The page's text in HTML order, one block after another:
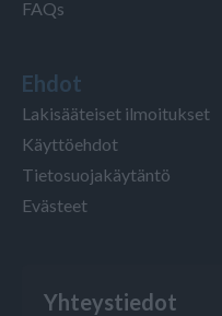
FAQs
Ehdot
Lakisääteiset ilmoitukset
Käyttöehdot
Tietosuojakäytäntö
Evästeet
Yhteystiedot